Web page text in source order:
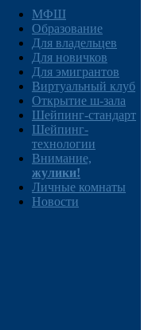
МФШ
Образование
Для владельцев
Для новичков
Для эмигрантов
Виртуальный клуб
Открытие ш-зала
Шейпинг-стандарт
Шейпинг-
технологии
Внимание,
жулики!
Личные комнаты
Новости